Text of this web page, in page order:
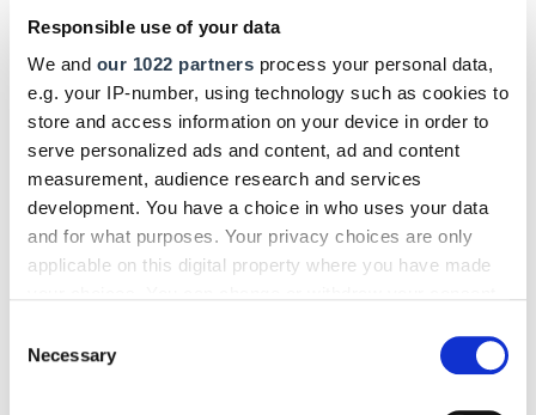
Responsible use of your data
We and our 1022 partners process your personal data,
e.g. your IP-number, using technology such as cookies to
store and access information on your device in order to
serve personalized ads and content, ad and content
measurement, audience research and services
development. You have a choice in who uses your data
and for what purposes. Your privacy choices are only
applicable on this digital property where you have made
the Privacy trigger icon.
Selection
Necessary
handelt es sich gerade
Eingriff. Recht­spre­chung zu dieser Frage liegt bislang noch
nicht vor."
Arbeits­ge­richt Offenbach, Eilurteil vom 3. Februar 2021,
GA 1/21
Ohne Maske kein Job!
mehr lesen!